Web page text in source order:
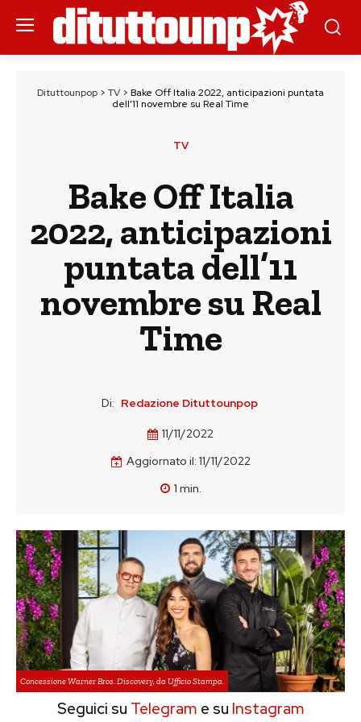
Dituttounpop > TV > Bake Off Italia 2022, anticipazioni puntata
dell’11 novembre su Real Time
TV
Bake Off Italia
2022, anticipazioni
puntata dell’11
novembre su Real
Time
Di: Redazione Dituttounpop
11/11/2022
Aggiornato il: 11/11/2022
1 min.
Concessione Warner Bros. Discovery, da Ufficio Stampa.
Seguici su Telegram e su Instagram